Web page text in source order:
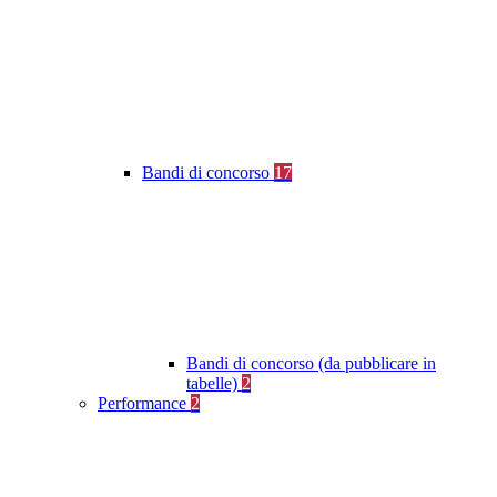
Bandi di concorso 17
Bandi di concorso (da pubblicare in
tabelle) 2
Performance 2